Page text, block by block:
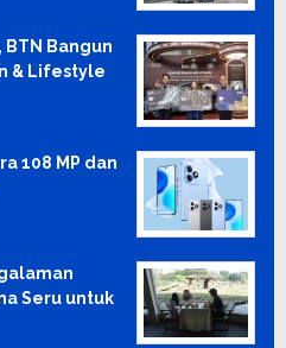
BTN Bangun
& Lifestyle
108 MP dan
Seru untuk